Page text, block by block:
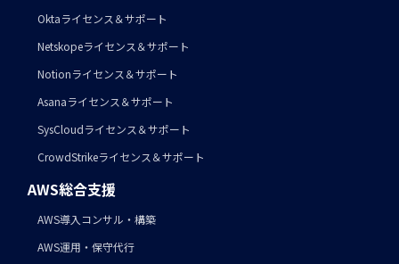
Oktaライセンス＆サポート
Netskopeライセンス＆サポート
Notionライセンス＆サポート
Asanaライセンス＆サポート
SysCloudライセンス＆サポート
CrowdStrikeライセンス＆サポート
AWS総合支援
AWS導入コンサル・構築
AWS運用・保守代行